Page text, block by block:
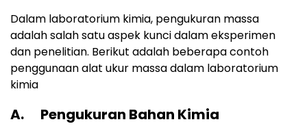
Dalam laboratorium kimia, pengukuran massa
adalah salah satu aspek kunci dalam eksperimen
dan penelitian. Berikut adalah beberapa contoh
penggunaan alat ukur massa dalam laboratorium
kimia
A. Pengukuran Bahan Kimia